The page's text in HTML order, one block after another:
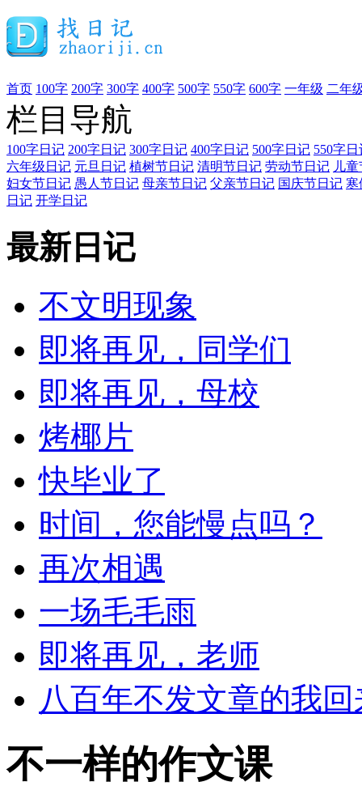
首页 100字 200字 300字 400字 500字 550字 600字 一年级 二年
栏目导航
100字日记 200字日记 300字日记 400字日记 500字日记 550字日
六年级日记 元旦日记 植树节日记 清明节日记 劳动节日记 儿
妇女节日记 愚人节日记 母亲节日记 父亲节日记 国庆节日记 寒
日记 开学日记
最新日记
不文明现象
即将再见，同学们
即将再见，母校
烤椰片
快毕业了
时间，您能慢点吗？
再次相遇
一场毛毛雨
即将再见，老师
八百年不发文章的我
不一样的作文课